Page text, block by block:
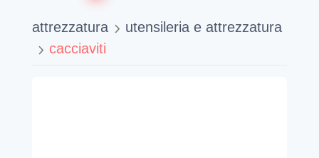
attrezzatura
utensileria e attrezzatura
cacciaviti